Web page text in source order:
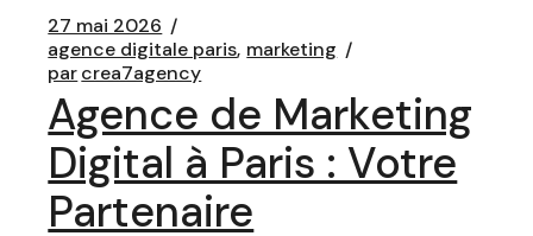
27 mai 2026
agence digitale paris marketing
parcrea7agency
Agence de Marketing
Digital à Paris : Votre
Partenaire